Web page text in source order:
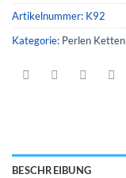
Artikelnummer: K92
Kategorie: Perlen Ketten
BESCHREIBUNG